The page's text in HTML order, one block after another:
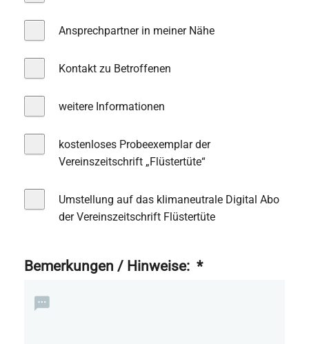
Ansprechpartner in meiner Nähe
Kontakt zu Betroffenen
weitere Informationen
kostenloses Probeexemplar der
Vereinszeitschrift „Flüstertüte“
Umstellung auf das klimaneutrale Digital Abo
der Vereinszeitschrift Flüstertüte
Bemerkungen / Hinweise: *